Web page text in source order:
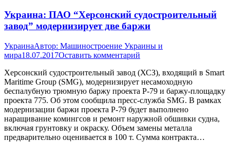
Украина: ПАО “Херсонский судостроительный
завод” модернизирует две баржи
УкраинаАвтор: Машиностроение Украины и
мира18.07.2017Оставить комментарий
Херсонский судостроительный завод (ХСЗ), входящий в Smart
Maritime Group (SMG), модернизирует несамоходную
беспалубную трюмную баржу проекта Р-79 и баржу-площадку
проекта 775. Об этом сообщила пресс-служба SMG. В рамках
модернизации баржи проекта Р-79 будет выполнено
наращивание комингсов и ремонт наружной обшивки судна,
включая грунтовку и окраску. Объем замены металла
предварительно оценивается в 100 т. Сумма контракта…